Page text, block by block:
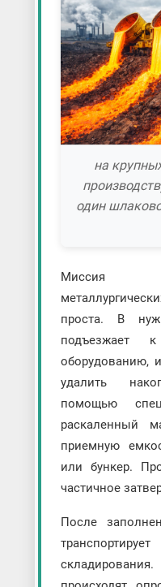
на
один
Миссия
проста. В
оборудованию,
удалить
помощью
раскаленный
приемную
или бункер.
частичное
После